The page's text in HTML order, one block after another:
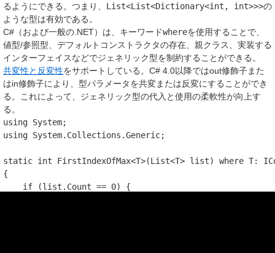
るようにできる。つまり、 List<List<Dictionary<int, int>>>の
ような型は有効である。
C#（および一般の.NET）は、キーワードwhereを使用することで、
値型/参照型、デフォルトコンストラクタの存在、親クラス、実装する
インターフェイスなどでジェネリック型を制約することができる。
共変性と反変性をサポートしている。C# 4.0以降ではout修飾子また
はin修飾子により、型パラメータを共変または反変にすることができ
る。これによって、ジェネリック型の代入と使用の柔軟性が向上す
る。
using System;
using System.Collections.Generic;
static int FirstIndexOfMax<T>(List<T> list) where T:
{
if
(list . Count == 0)
{